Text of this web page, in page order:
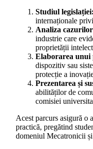
Studiul legislației:
internaționale
Analiza
industrie care
proprietății
Elaborarea unui
dispozitiv sau
protecție a
Prezentarea și
abilităților de
comisiei
Acest parcurs asigură o
practică, pregătind
domeniul Mecatronicii